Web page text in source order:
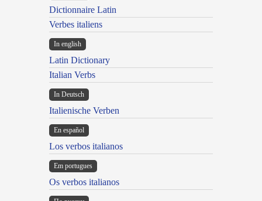
Dictionnaire Latin
Verbes italiens
In english
Latin Dictionary
Italian Verbs
In Deutsch
Italienische Verben
En español
Los verbos italianos
Em portugues
Os verbos italianos